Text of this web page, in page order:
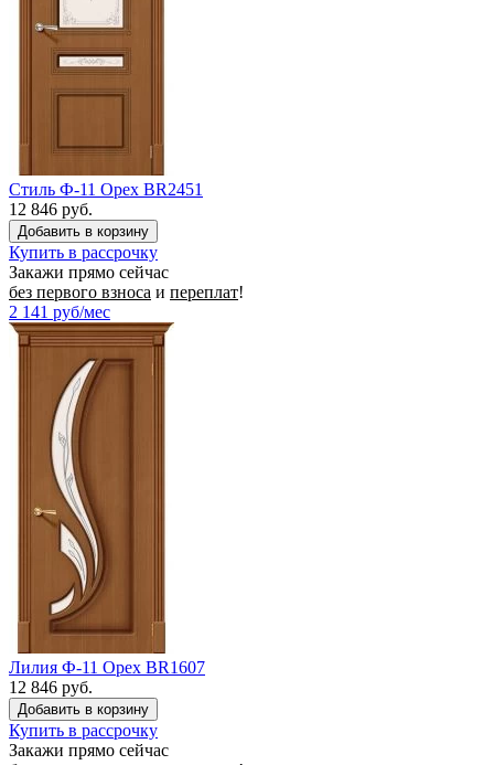
Стиль Ф-11 Орех BR2451
12 846 руб.
Купить в рассрочку
Закажи прямо сейчас
без первого взноса и переплат!
2 141 руб/мес
Лилия Ф-11 Орех BR1607
12 846 руб.
Купить в рассрочку
Закажи прямо сейчас